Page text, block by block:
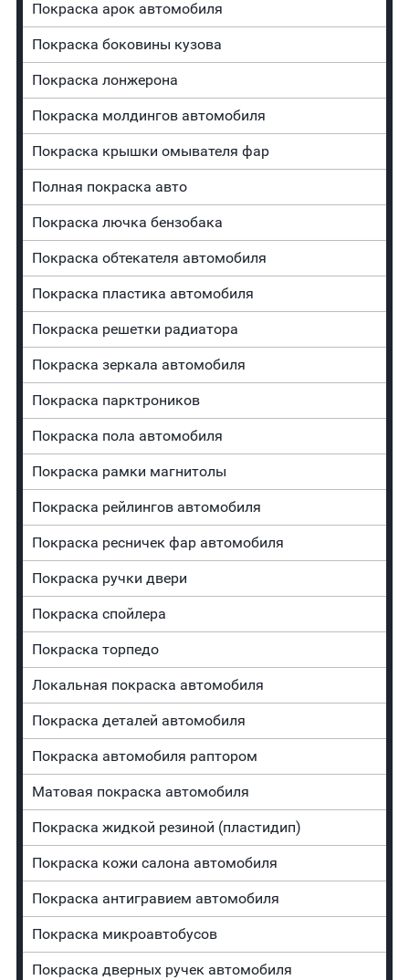
Покраска арок автомобиля
Покраска боковины кузова
Покраска лонжерона
Покраска молдингов автомобиля
Покраска крышки омывателя фар
Полная покраска авто
Покраска лючка бензобака
Покраска обтекателя автомобиля
Покраска пластика автомобиля
Покраска решетки радиатора
Покраска зеркала автомобиля
Покраска парктроников
Покраска пола автомобиля
Покраска рамки магнитолы
Покраска рейлингов автомобиля
Покраска ресничек фар автомобиля
Покраска ручки двери
Покраска спойлера
Покраска торпедо
Локальная покраска автомобиля
Покраска деталей автомобиля
Покраска автомобиля раптором
Матовая покраска автомобиля
Покраска жидкой резиной (пластидип)
Покраска кожи салона автомобиля
Покраска антигравием автомобиля
Покраска микроавтобусов
Покраска дверных ручек автомобиля